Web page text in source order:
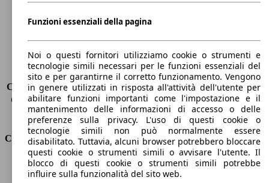
Peso massimo
1910 kg
Sedili
5
Carico sul tetto
-
Capacità di traino (senza freni) -
Capacità di traino (con freni)
1400 kg
Volume del bagagliaio
375 - 1354 l
Consumi
Emissioni di CO2*
104 g/km (komb.)
Consumo (urbano)
4.7 l/100km
Funzioni essenziali della pagina
Noi o questi fornitori utilizziamo cookie o strumenti e
tecnologie simili necessari per le funzioni essenziali del
sito e per garantirne il corretto funzionamento. Vengono
in genere utilizzati in risposta all'attività dell'utente per
abilitare funzioni importanti come l'impostazione e il
mantenimento delle informazioni di accesso o delle
preferenze sulla privacy. L'uso di questi cookie o
tecnologie simili non può normalmente essere
disabilitato. Tuttavia, alcuni browser potrebbero bloccare
questi cookie o strumenti simili o avvisare l'utente. Il
blocco di questi cookie o strumenti simili potrebbe
influire sulla funzionalità del sito web.